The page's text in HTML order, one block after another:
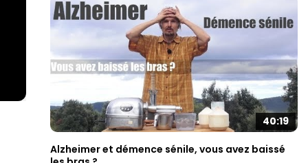
40:19
Alzheimer et démence sénile, vous avez baissé